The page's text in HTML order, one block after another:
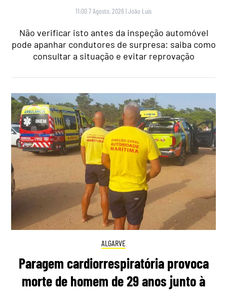
11:00 7 Agosto, 2026 |João Luís
Não verificar isto antes da inspeção automóvel
pode apanhar condutores de surpresa: saiba como
consultar a situação e evitar reprovação
ALGARVE
Paragem cardiorrespiratória provoca
morte de homem de 29 anos junto à